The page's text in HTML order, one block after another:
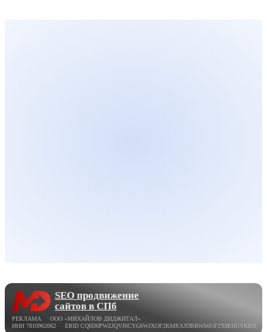
SEO продвижение
сайтов в СПб
РЕКЛАМА ООО «МИХАЙЛОВ ДИДЖИТАЛ»
ИНН 7810962062 ERID CQH36PWZJQVJ6CYG6WJXOF2KMRXJDBRWA6UF2X8EHUYKBX